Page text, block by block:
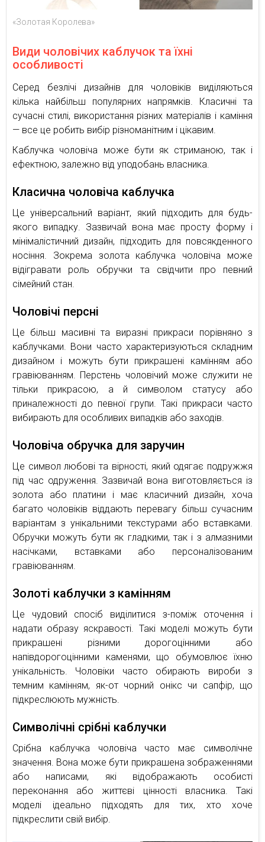
«Золотая Королева»
Види чоловічих каблучок та їхні
особливості
Серед безлічі дизайнів для чоловіків виділяються
кілька найбільш популярних напрямків. Класичні та
сучасні стилі, використання різних матеріалів і каміння
— все це робить вибір різноманітним і цікавим.
Каблучка чоловіча може бути як стриманою, так і
ефектною, залежно від уподобань власника.
Класична чоловіча каблучка
Це універсальний варіант, який підходить для будь-
якого випадку. Зазвичай вона має просту форму і
мінімалістичний дизайн, підходить для повсякденного
носіння. Зокрема золота каблучка чоловіча може
відігравати роль обручки та свідчити про певний
сімейний стан.
Чоловічі персні
Це більш масивні та виразні прикраси порівняно з
каблучками. Вони часто характеризуються складним
дизайном і можуть бути прикрашені камінням або
гравіюванням. Перстень чоловічий може служити не
тільки прикрасою, а й символом статусу або
приналежності до певної групи. Такі прикраси часто
вибирають для особливих випадків або заходів.
Чоловіча обручка для заручин
Це символ любові та вірності, який одягає подружжя
під час одруження. Зазвичай вона виготовляється із
золота або платини і має класичний дизайн, хоча
багато чоловіків віддають перевагу більш сучасним
варіантам з унікальними текстурами або вставками.
Обручки можуть бути як гладкими, так і з алмазними
насічками, вставками або персоналізованим
гравіюванням.
Золоті каблучки з камінням
Це чудовий спосіб виділитися з-поміж оточення і
надати образу яскравості. Такі моделі можуть бути
прикрашені різними дорогоцінними або
напівдорогоцінними каменями, що обумовлює їхню
унікальність. Чоловіки часто обирають вироби з
темним камінням, як-от чорний онікс чи сапфір, що
підкреслюють мужність.
Символічні срібні каблучки
Срібна каблучка чоловіча часто має символічне
значення. Вона може бути прикрашена зображеннями
або написами, які відображають особисті
переконання або життєві цінності власника. Такі
моделі ідеально підходять для тих, хто хоче
підкреслити свій вибір.